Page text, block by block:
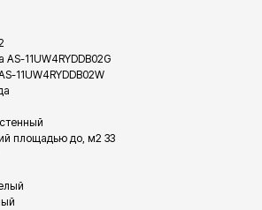
11UW4RYDDB02G
11UW4RYDDB02W
площадью до, м2 33